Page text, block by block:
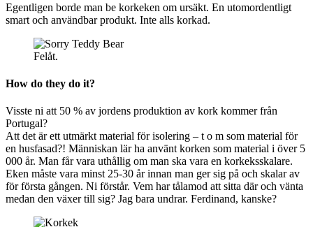
Egentligen borde man be korkeken om ursäkt. En utomordentligt
smart och användbar produkt. Inte alls korkad.
Felåt.
How do they do it?
Visste ni att 50 % av jordens produktion av kork kommer från
Portugal?
Att det är ett utmärkt material för isolering – t o m som material för
en husfasad?! Människan lär ha använt korken som material i över 5
000 år. Man får vara uthållig om man ska vara en korkeksskalare.
Eken måste vara minst 25-30 år innan man ger sig på och skalar av
för första gången. Ni förstår. Vem har tålamod att sitta där och vänta
medan den växer till sig? Jag bara undrar. Ferdinand, kanske?